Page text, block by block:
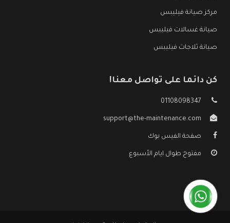
مركز صيانة فيليبس
صيانة غسالات فيليبس
صيانة ثلاجات فيليبس
كن دائما على تواصل معنا!
01108098347
support@the-maintenance.com
صفحة الفيس بوك
مفتوح طوال ايام الأسبوع